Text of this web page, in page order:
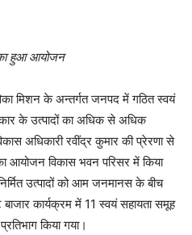
का हुआ आयोजन
मिशन के अन्तर्गत जनपद में गठित स्वयं
प्रकार के उत्पादों का अधिक से अधिक
अधिकारी रवींद्र कुमार की प्रेरणा से
आयोजन विकास भवन परिसर में किया
उत्पादों को आम जनमानस के बीच
कार्यक्रम में 11 स्वयं सहायता समूह
किया गया।